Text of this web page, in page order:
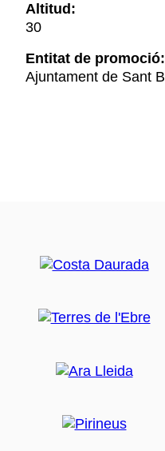
Altitud:
30
Entitat de promoció:
Ajuntament de Sant